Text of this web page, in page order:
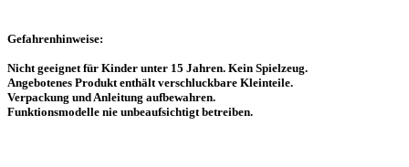
Gefahrenhinweise:
Nicht geeignet für Kinder unter 15 Jahren. Kein Spielzeug.
Angebotenes Produkt enthält verschluckbare Kleinteile.
Verpackung und Anleitung aufbewahren.
Funktionsmodelle nie unbeaufsichtigt betreiben.